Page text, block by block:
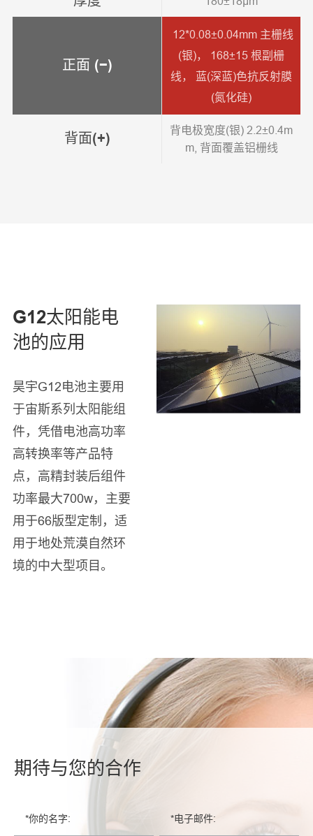
正面 (−)
12*0.08±0.04mm 主栅线
(银)， 168±15 根副栅
线， 蓝(深蓝)色抗反射膜
(氮化硅)
背面(+)
背电极宽度(银) 2.2±0.4m
m, 背面覆盖铝栅线
G12太阳能电
池的应用
昊宇G12电池主要用
于宙斯系列太阳能组
件，凭借电池高功率
高转换率等产品特
点，高精封装后组件
功率最大700w，主要
用于66版型定制，适
用于地处荒漠自然环
境的中大型项目。
期待与您的合作